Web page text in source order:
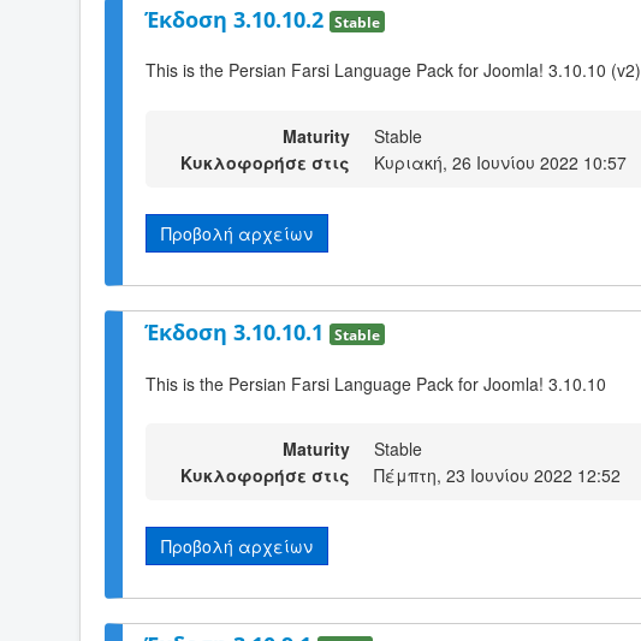
Έκδοση 3.10.10.2 Stable
This is the Persian Farsi Language Pack for Joomla! 3.10.10 (v2)
Maturity
Stable
Κυκλοφορήσε στις
Κυριακή, 26 Ιουνίου 2022 10:57
Προβολή αρχείων
Έκδοση 3.10.10.1 Stable
This is the Persian Farsi Language Pack for Joomla! 3.10.10
Maturity
Stable
Κυκλοφορήσε στις
Πέμπτη, 23 Ιουνίου 2022 12:52
Προβολή αρχείων